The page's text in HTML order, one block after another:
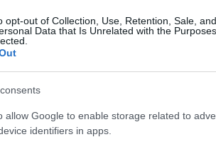
opt-out of Collection, Use, Retention, Sale,
Data that Is Unrelated with the
allow Google to enable storage related to
identifiers in apps.
el de la
sustanciales para los inversores.
un entorno propicio para el fraude y el